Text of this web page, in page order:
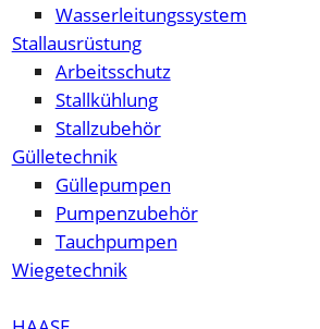
Wasserleitungssystem
Stallausrüstung
Arbeitsschutz
Stallkühlung
Stallzubehör
Gülletechnik
Güllepumpen
Pumpenzubehör
Tauchpumpen
Wiegetechnik